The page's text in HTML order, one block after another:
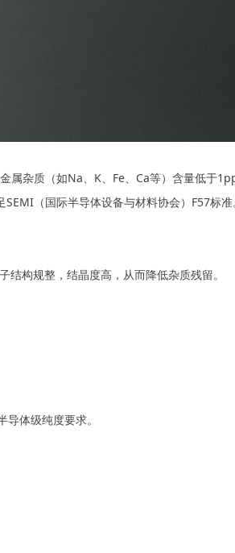
属杂质（如Na、K、Fe、Ca等）含量低于
（国际半导体设备与材料协会）F57标准
结构规整，结晶度高，从而降低杂质残留。
体级纯度要求。